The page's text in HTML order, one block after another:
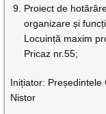
Proiect de
organizare și
Locuință maxim
Pricaz nr.55;
Inițiator:
Nistor